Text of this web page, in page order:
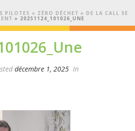
PILOTES « ZÉRO DÉCHET » DE LA CALL SE
» 20251124_101026_UNE
décembre 1, 2025 In